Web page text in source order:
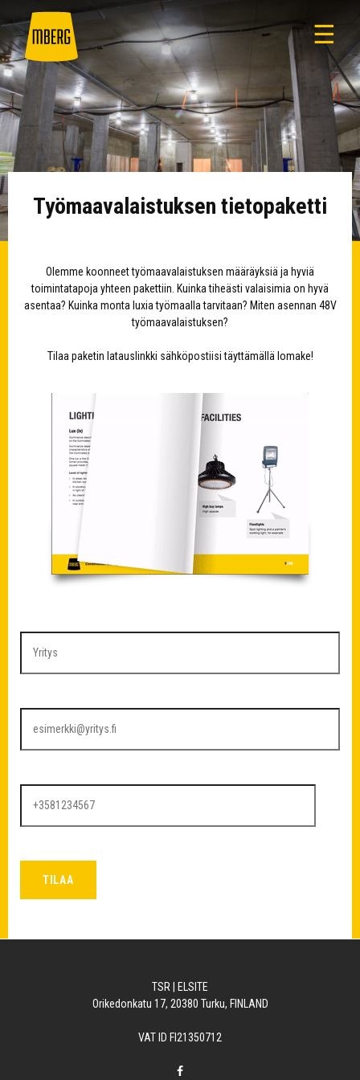
☰
Työmaavalaistuksen tietopaketti
Olemme koonneet työmaavalaistuksen määräyksiä ja hyviä
toimintatapoja yhteen pakettiin. Kuinka tiheästi valaisimia on hyvä
asentaa? Kuinka monta luxia työmaalla tarvitaan? Miten asennan 48V
työmaavalaistuksen?
Tilaa paketin latauslinkki sähköpostiisi täyttämällä lomake!
TSR | ELSITE
Orikedonkatu 17, 20380 Turku, FINLAND
VAT ID FI21350712